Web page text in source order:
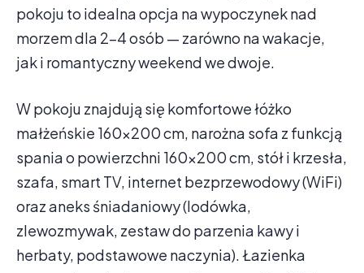
pokoju to idealna opcja na wypoczynek nad
morzem dla 2–4 osób — zarówno na wakacje,
jak i romantyczny weekend we dwoje.
W pokoju znajdują się komfortowe łóżko
małżeńskie 160x200 cm, narożna sofa z funkcją
spania o powierzchni 160x200 cm, stół i krzesła,
szafa, smart TV, internet bezprzewodowy (WiFi)
oraz aneks śniadaniowy (lodówka,
zlewozmywak, zestaw do parzenia kawy i
herbaty, podstawowe naczynia). Łazienka